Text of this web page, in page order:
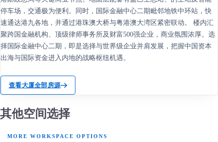
停车场，交通极为便利。同时，国际金融中心二期毗邻地铁中环站，快
速通达港九各地，并通过港珠澳大桥与粤港澳大湾区紧密联动。 楼内汇
聚跨国金融机构、顶级律师事务所及财富500强企业，商业氛围浓厚。选
择国际金融中心二期，即是选择与世界级企业并肩发展，把握中国资本
出海与国际资金进入内地的战略枢纽机遇。
查看大厦全部房源
其他空间选择
MORE WORKSPACE OPTIONS